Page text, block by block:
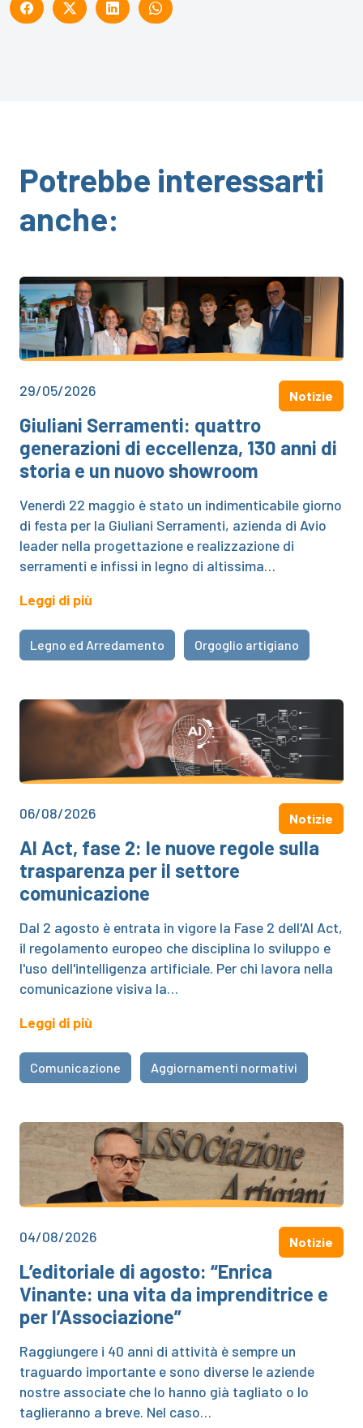
Potrebbe interessarti
anche:
29/05/2026 Notizie
Giuliani Serramenti: quattro
generazioni di eccellenza, 130 anni di
storia e un nuovo showroom
Venerdì 22 maggio è stato un indimenticabile giorno
di festa per la Giuliani Serramenti, azienda di Avio
leader nella progettazione e realizzazione di
serramenti e infissi in legno di altissima…
Leggi di più
Legno ed Arredamento Orgoglio artigiano
06/08/2026 Notizie
AI Act, fase 2: le nuove regole sulla
trasparenza per il settore
comunicazione
Dal 2 agosto è entrata in vigore la Fase 2 dell'AI Act,
il regolamento europeo che disciplina lo sviluppo e
l'uso dell'intelligenza artificiale. Per chi lavora nella
comunicazione visiva la…
Leggi di più
Comunicazione Aggiornamenti normativi
04/08/2026 Notizie
L’editoriale di agosto: “Enrica
Vinante: una vita da imprenditrice e
per l’Associazione”
Raggiungere i 40 anni di attività è sempre un
traguardo importante e sono diverse le aziende
nostre associate che lo hanno già tagliato o lo
taglieranno a breve. Nel caso…